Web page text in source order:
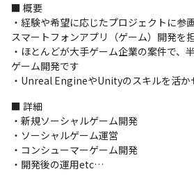
■ 概要
・経験や希望に応じたプロジェクトに参
スマートフォンアプリ（ゲーム）開発を
・ほとんどが大手ゲーム企業の案件で、
ゲーム開発です
・Unreal EngineやUnityのスキルを活か
■ 詳細
・新規ソーシャルゲーム開発
・ソーシャルゲーム運営
・コンシューマーゲーム開発
・開発後の運用etc…